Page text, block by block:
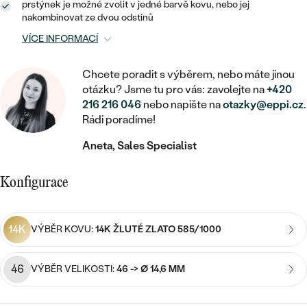
RUČNĚ RYTÉ
S VÝPLNÍ
SVATEBNÍ SETY
DLE CENY
CENOVĚ DOSTUPNÉ
LUXUSNÍ
ZAČÍT S LAB-GROWN DIAMANTEM
DLE DRAHOKAMU
DIAMANT
LAB-GROWN DIAMANT
MOISSANIT
BAREVNÝ DIAMANT
ČERNÝ DIAMANT
SALT AND PEPPER DIAMANT
DĚTSKÉ ŠPERKY
DOPLŇKY
DLE MATERIÁLU
STŘÍBRO
PLATINA
DLE KAMENE
S DIAMANTY
DĚTSKÉ
PIERCING
DLE KAMENE
S DIAMANTY
S DRAHOKAMY
S PERLAMI
DLE CENY
CENOVĚ DOSTUPNÉ
LUXUSNÍ
MEDAILONKY
VE TVARU SRDCE
SE ZVÍŘATY
S DIAMANTY
S DRAHOKAMY
S PERLAMI
DLE CENY
STATEMENT
PERSONALIZOVANÉ
DLE DRAHOKAMU
S DIAMANTY
S PERLAMI
DLE CENY
prstýnek je možné zvolit v jedné barvě kovu, nebo jej
nakombinovat ze dvou odstínů
VÍCE INFORMACÍ
Chcete poradit s výběrem, nebo máte jinou
otázku? Jsme tu pro vás: zavolejte na+420
216 216 046 nebo napište naotazky@eppi.cz.
Rádi poradíme!
Aneta, Sales Specialist
Konfigurace
14K VÝBĚR KOVU:14K ŽLUTÉ ZLATO 585/1000
46 VÝBĚR VELIKOSTI:46 -> Ø 14,6 MM